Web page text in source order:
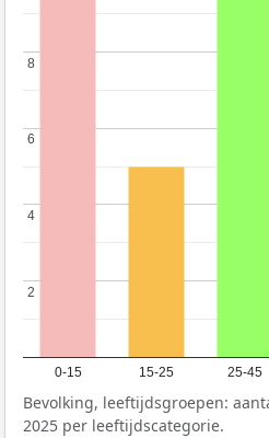
0-15 15-25 25-45
2
2
4
4
6
6
8
8
Bevolking, leeftijdsgroepen:
2025 per leeftijdscategorie.